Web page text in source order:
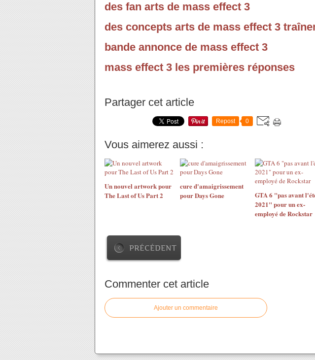
des fan arts de mass effect 3
des concepts arts de mass effect 3
bande annonce de mass effect 3
mass effect 3 les premières réponses
Partager cet article
Repost 0
Vous aimerez aussi :
Un nouvel artwork pour
The Last of Us Part 2
cure d'amaigrissement
pour Days Gone
GTA 6 "pas avant
2021" pour un ex-
employé de Rockstar
PRÉCÉDENT
Commenter cet article
Ajouter un commentaire